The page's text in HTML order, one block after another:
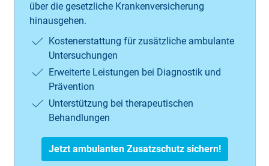
über die gesetzliche Krankenversicherung
hinausgehen.
Kostenerstattung für zusätzliche ambulante
Untersuchungen
Erweiterte Leistungen bei Diagnostik und
Prävention
Unterstützung bei therapeutischen
Behandlungen
Jetzt ambulanten Zusatzschutz sichern!